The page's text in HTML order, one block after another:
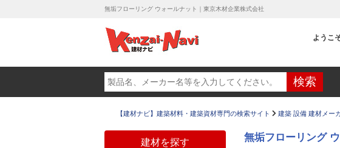
無垢フローリング ウォールナット｜東京木材企業株式会社
ようこ
【建材ナビ】建築材料・建築資材専門の検索サイト 建築 設備 建材メー
建材を探す 無垢フローリング